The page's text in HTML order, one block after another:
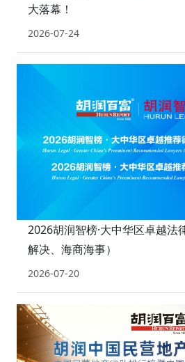
大落幕！
2026-07-24
2026胡润智榜·大中华区卓越法
解决、海商海事）
2026-07-20